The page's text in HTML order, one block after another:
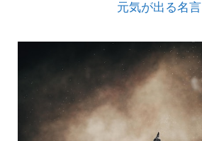
元気が出る名言